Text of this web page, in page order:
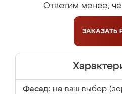
Ответим менее,
ЗАКАЗАТЬ
Фасад: на ваш выбор